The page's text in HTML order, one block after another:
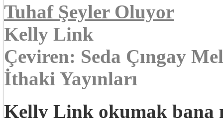
Tuhaf Şeyler Oluyor
Kelly Link
Çeviren: Seda Çıngay
İthaki Yayınları
Kelly Link okumak bana